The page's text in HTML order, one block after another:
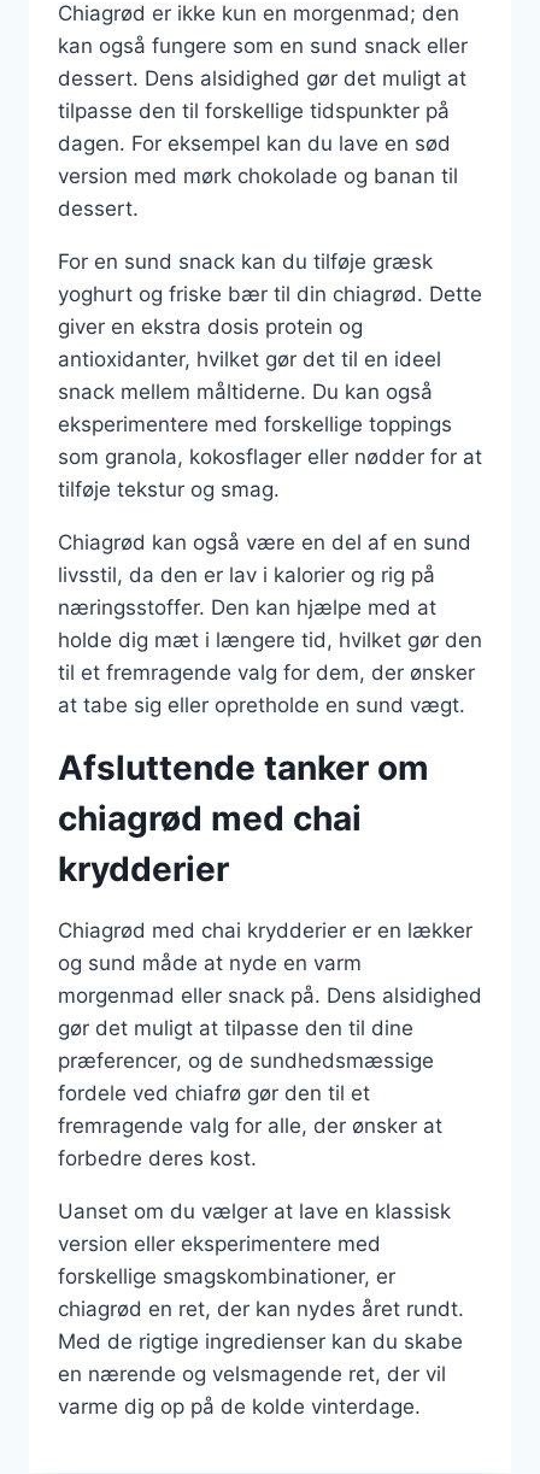
Chiagrød er ikke kun en morgenmad; den
kan også fungere som en sund snack eller
dessert. Dens alsidighed gør det muligt at
tilpasse den til forskellige tidspunkter på
dagen. For eksempel kan du lave en sød
version med mørk chokolade og banan til
dessert.
For en sund snack kan du tilføje græsk
yoghurt og friske bær til din chiagrød. Dette
giver en ekstra dosis protein og
antioxidanter, hvilket gør det til en ideel
snack mellem måltiderne. Du kan også
eksperimentere med forskellige toppings
som granola, kokosflager eller nødder for at
tilføje tekstur og smag.
Chiagrød kan også være en del af en sund
livsstil, da den er lav i kalorier og rig på
næringsstoffer. Den kan hjælpe med at
holde dig mæt i længere tid, hvilket gør den
til et fremragende valg for dem, der ønsker
at tabe sig eller opretholde en sund vægt.
Afsluttende tanker om
chiagrød med chai
krydderier
Chiagrød med chai krydderier er en lækker
og sund måde at nyde en varm
morgenmad eller snack på. Dens alsidighed
gør det muligt at tilpasse den til dine
præferencer, og de sundhedsmæssige
fordele ved chiafrø gør den til et
fremragende valg for alle, der ønsker at
forbedre deres kost.
Uanset om du vælger at lave en klassisk
version eller eksperimentere med
forskellige smagskombinationer, er
chiagrød en ret, der kan nydes året rundt.
Med de rigtige ingredienser kan du skabe
en nærende og velsmagende ret, der vil
varme dig op på de kolde vinterdage.